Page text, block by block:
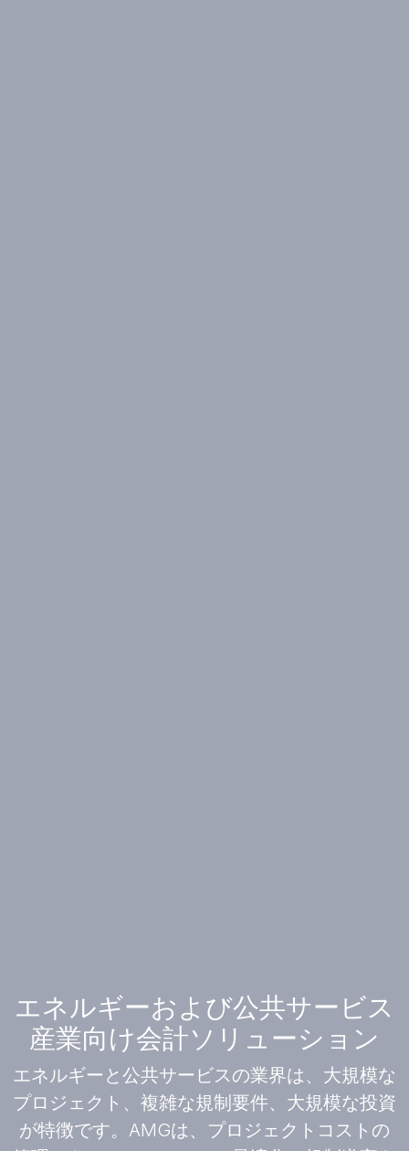
エネルギーおよび公共サービス
産業向け会計ソリューション
エネルギーと公共サービスの業界は、大規模な
プロジェクト、複雑な規制要件、大規模な投資
が特徴です。AMGは、プロジェクトコストの